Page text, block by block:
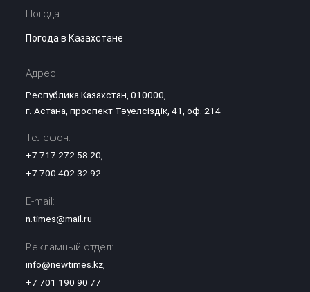
Погода
Погода в Казахстане
Адрес:
Республика Казахстан, 010000,
г. Астана, проспект Тәуелсіздік, 41, оф. 214
Телефон:
+7 717 272 58 20
+7 700 402 32 92
E-mail:
n.times@mail.ru
Рекламный отдел:
info@newtimes.kz,
+7 701 190 90 77